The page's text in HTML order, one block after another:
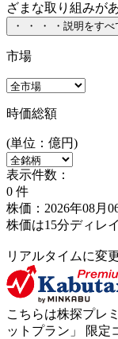
ざまな取り組みが
・ ・ ・ ・ 説明をすべ
市場
時価総額
(単位：億円)
表示件数：
0 件
株価：2026年08月
株価は15分ディレイ
リアルタイムに変
こちらは株探プレ
ットプラン 」 限定